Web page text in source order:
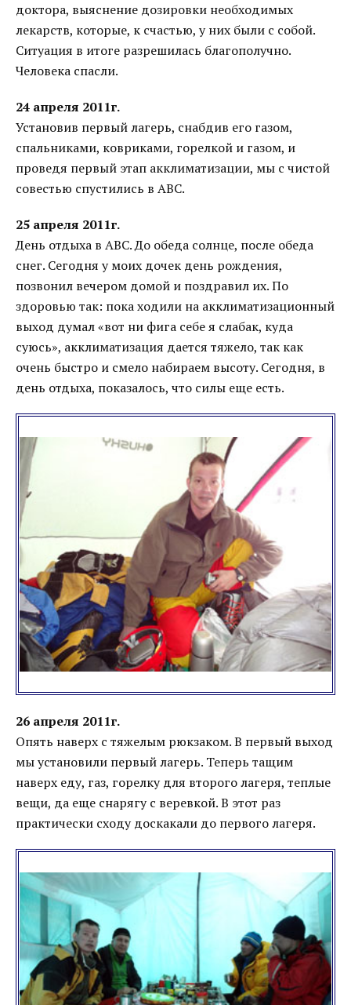
доктора, выяснение дозировки необходимых
лекарств, которые, к счастью, у них были с собой.
Ситуация в итоге разрешилась благополучно.
Человека спасли.
24 апреля 2011г.
Установив первый лагерь, снабдив его газом,
спальниками, ковриками, горелкой и газом, и
проведя первый этап акклиматизации, мы с чистой
совестью спустились в АВС.
25 апреля 2011г.
День отдыха в АВС. До обеда солнце, после обеда
снег. Сегодня у моих дочек день рождения,
позвонил вечером домой и поздравил их. По
здоровью так: пока ходили на акклиматизационный
выход думал «вот ни фига себе я слабак, куда
суюсь», акклиматизация дается тяжело, так как
очень быстро и смело набираем высоту. Сегодня, в
день отдыха, показалось, что силы еще есть.
26 апреля 2011г.
Опять наверх с тяжелым рюкзаком. В первый выход
мы установили первый лагерь. Теперь тащим
наверх еду, газ, горелку для второго лагеря, теплые
вещи, да еще снарягу с веревкой. В этот раз
практически сходу доскакали до первого лагеря.